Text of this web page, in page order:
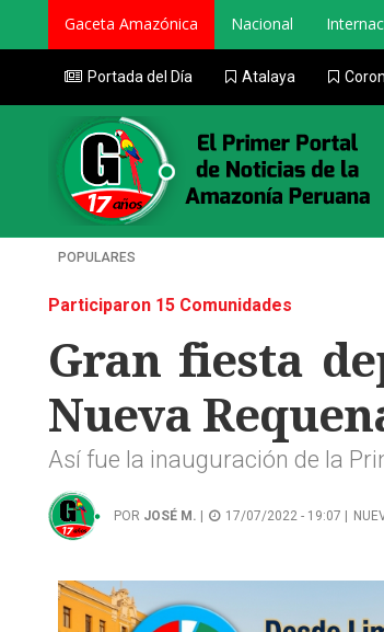
Gaceta Amazónica Nacional
Portada del Día Atalaya
POPULARES
Participaron 15 Comunidades
Gran fiesta
Nueva
Así fue la inauguración de la
POR JOSÉ M. 17/07/2022 - 19:07 |